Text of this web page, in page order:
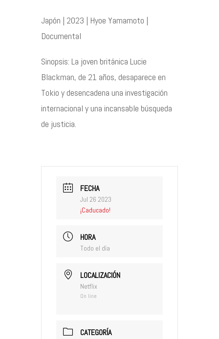
Japón | 2023 | Hyoe Yamamoto |
Documental
Sinopsis: La joven británica Lucie
Blackman, de 21 años, desaparece en
Tokio y desencadena una investigación
internacional y una incansable búsqueda
de justicia.
FECHA
Jul 26 2023
¡Caducado!
HORA
Todo el día
LOCALIZACIÓN
Netflix
On line
CATEGORÍA
©2026 COPYRIGHT FLOTHEMES